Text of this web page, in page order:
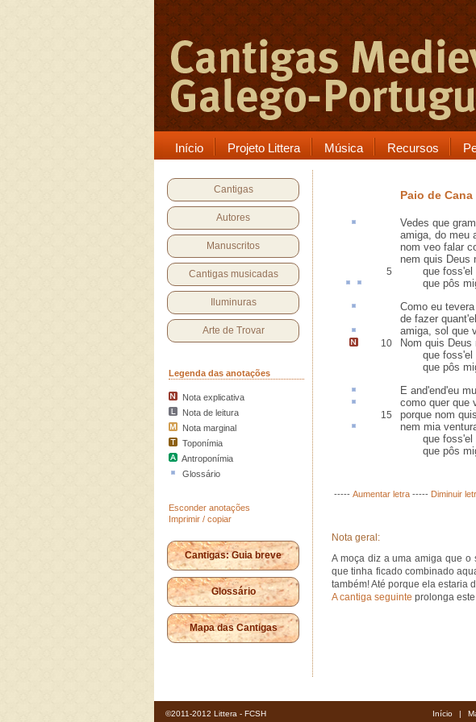
Início Projeto Littera Música Recursos
Cantigas
Autores
Manuscritos
Cantigas musicadas
Iluminuras
Arte de Trovar
Legenda das anotações
Nota explicativa
Nota de leitura
Nota marginal
Toponímia
Antroponímia
Glossário
Esconder anotações
Imprimir / copiar
Cantigas: Guia breve
Glossário
Mapa das Cantigas
Paio de Cana
Vedes que gram
amiga, do meu
nom veo falar
nem quis Deus
5
que foss'el
que pôs
Como eu tevera
de fazer
amiga, sol que
10 Nom quis Deus
que foss'el
que pôs
E and'end'eu
como quer que
15
porque nom
nem mia
que foss'el
que pôs
----- Aumentar letra ----- Diminuir
Nota geral:
A moça diz a uma amiga que
que tinha ficado combinado
também! Até porque ela estaria
A cantiga seguinte prolonga
©2011-2012 Littera - FCSH Início |